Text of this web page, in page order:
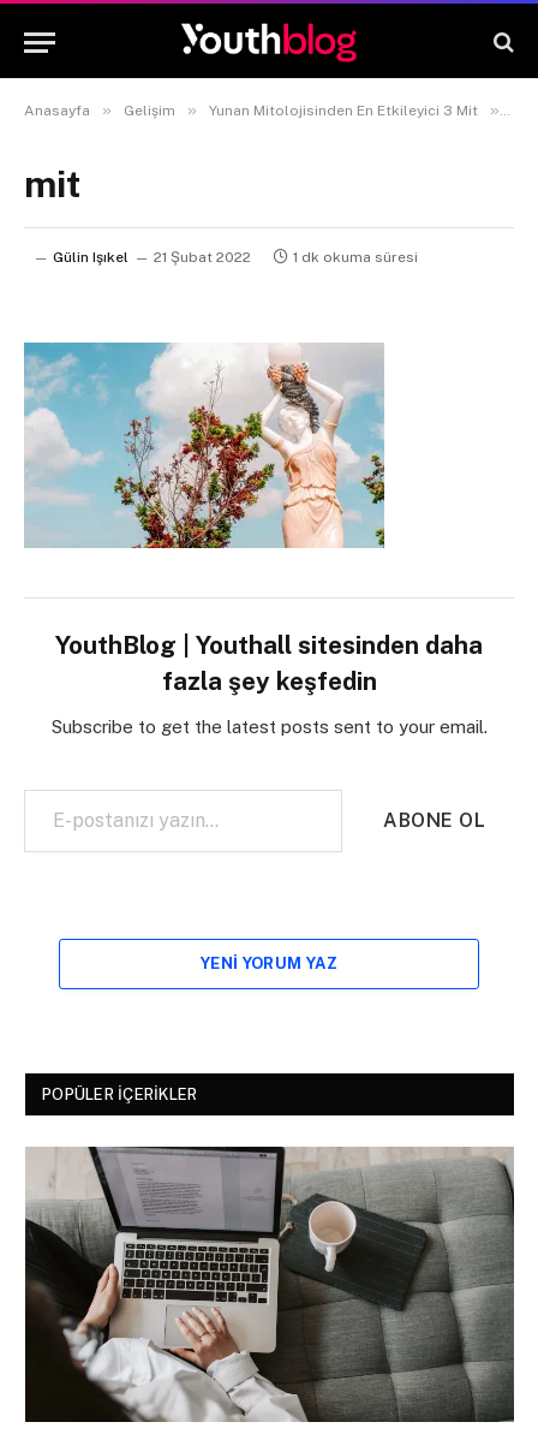
Anasayfa » Gelişim » Yunan Mitolojisinden En Etkileyici 3 Mit »
mit
Gülin Işıkel 21 Şubat 2022 1 dk okuma süresi
YouthBlog | Youthall sitesinden daha
fazla şey keşfedin
Subscribe to get the latest posts sent to your email.
E-postanızı yazın…
ABONE OL
YENI YORUM YAZ
POPÜLER İÇERIKLER